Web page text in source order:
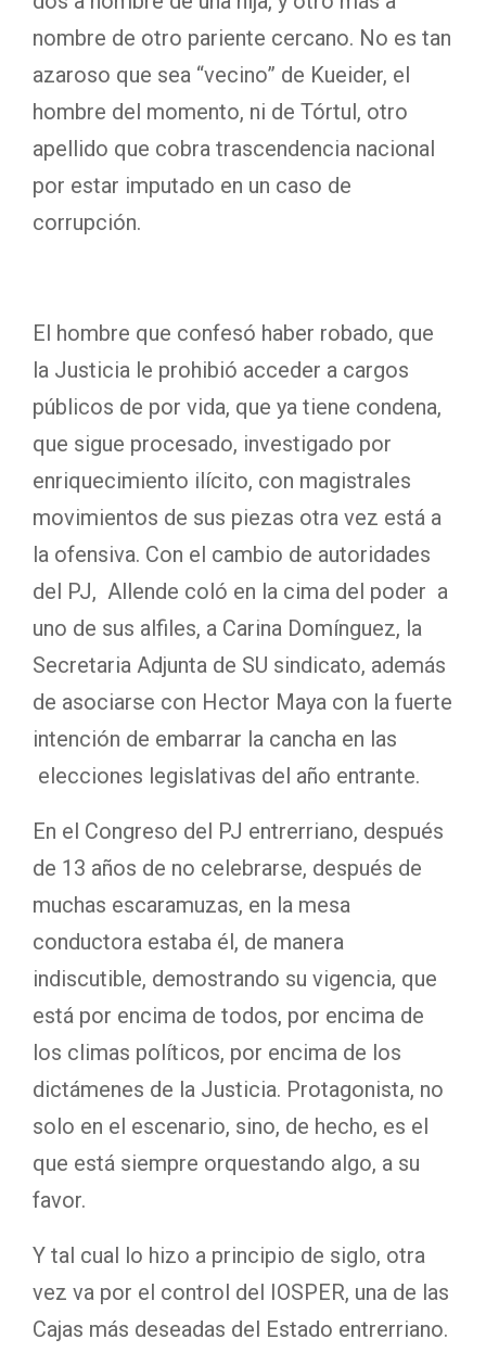
nombre de otro pariente cercano. No es tan
azaroso que sea “vecino” de Kueider, el
hombre del momento, ni de Tórtul, otro
apellido que cobra trascendencia nacional
por estar imputado en un caso de
corrupción.
El hombre que confesó haber robado, que
la Justicia le prohibió acceder a cargos
públicos de por vida, que ya tiene condena,
que sigue procesado, investigado por
enriquecimiento ilícito, con magistrales
movimientos de sus piezas otra vez está a
la ofensiva. Con el cambio de autoridades
del PJ, Allende coló en la cima del poder a
uno de sus alfiles, a Carina Domínguez, la
Secretaria Adjunta de SU sindicato, además
de asociarse con Hector Maya con la fuerte
intención de embarrar la cancha en las
elecciones legislativas del año entrante.
En el Congreso del PJ entrerriano, después
de 13 años de no celebrarse, después de
muchas escaramuzas, en la mesa
conductora estaba él, de manera
indiscutible, demostrando su vigencia, que
está por encima de todos, por encima de
los climas políticos, por encima de los
dictámenes de la Justicia. Protagonista, no
solo en el escenario, sino, de hecho, es el
que está siempre orquestando algo, a su
favor.
Y tal cual lo hizo a principio de siglo, otra
vez va por el control del IOSPER, una de las
Cajas más deseadas del Estado entrerriano.